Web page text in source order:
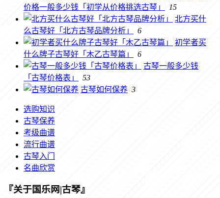
价格一般多少钱「初学从价格挑选古琴」
15
北方买什
么古琴好「北方古琴品牌分析」
6
初学者买
什么牌子古琴好「木乙古琴篇」
6
古琴一般多少钱
「古琴价格表」
53
古琴如何保养 3
选购知识
古琴保养
考级曲谱
流行曲谱
古琴入门
名曲欣赏
『关于国乐网|古琴』